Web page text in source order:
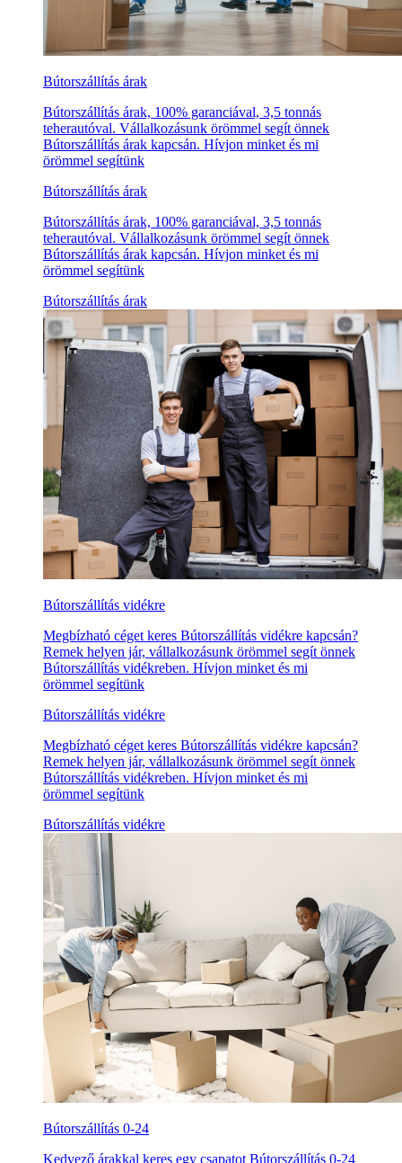
Bútorszállítás árak
Bútorszállítás árak, 100% garanciával, 3,5 tonnás
teherautóval. Vállalkozásunk örömmel segít önnek
Bútorszállítás árak kapcsán. Hívjon minket és mi
örömmel segítünk
Bútorszállítás árak
Bútorszállítás árak, 100% garanciával, 3,5 tonnás
teherautóval. Vállalkozásunk örömmel segít önnek
Bútorszállítás árak kapcsán. Hívjon minket és mi
örömmel segítünk
Bútorszállítás árak
Bútorszállítás vidékre
Megbízható céget keres Bútorszállítás vidékre kapcsán?
Remek helyen jár, vállalkozásunk örömmel segít önnek
Bútorszállítás vidékreben. Hívjon minket és mi
örömmel segítünk
Bútorszállítás vidékre
Megbízható céget keres Bútorszállítás vidékre kapcsán?
Remek helyen jár, vállalkozásunk örömmel segít önnek
Bútorszállítás vidékreben. Hívjon minket és mi
örömmel segítünk
Bútorszállítás vidékre
Bútorszállítás 0-24
Kedvező árakkal keres egy csapatot Bútorszállítás 0-24